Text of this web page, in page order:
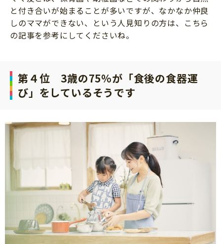
と付き合いが始まることが多いですが、なかなか仲良
しのママができない、という人見知りの方は、こちら
の記事を参考にしてくださいね。
第４位 3歳の75%が「食後の食器運
び」をしているそうです